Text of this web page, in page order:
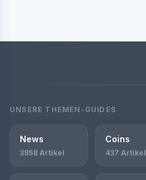
UNSERE THEMEN-GUIDES
News
3858 Artikel
Coins
437 Artikel